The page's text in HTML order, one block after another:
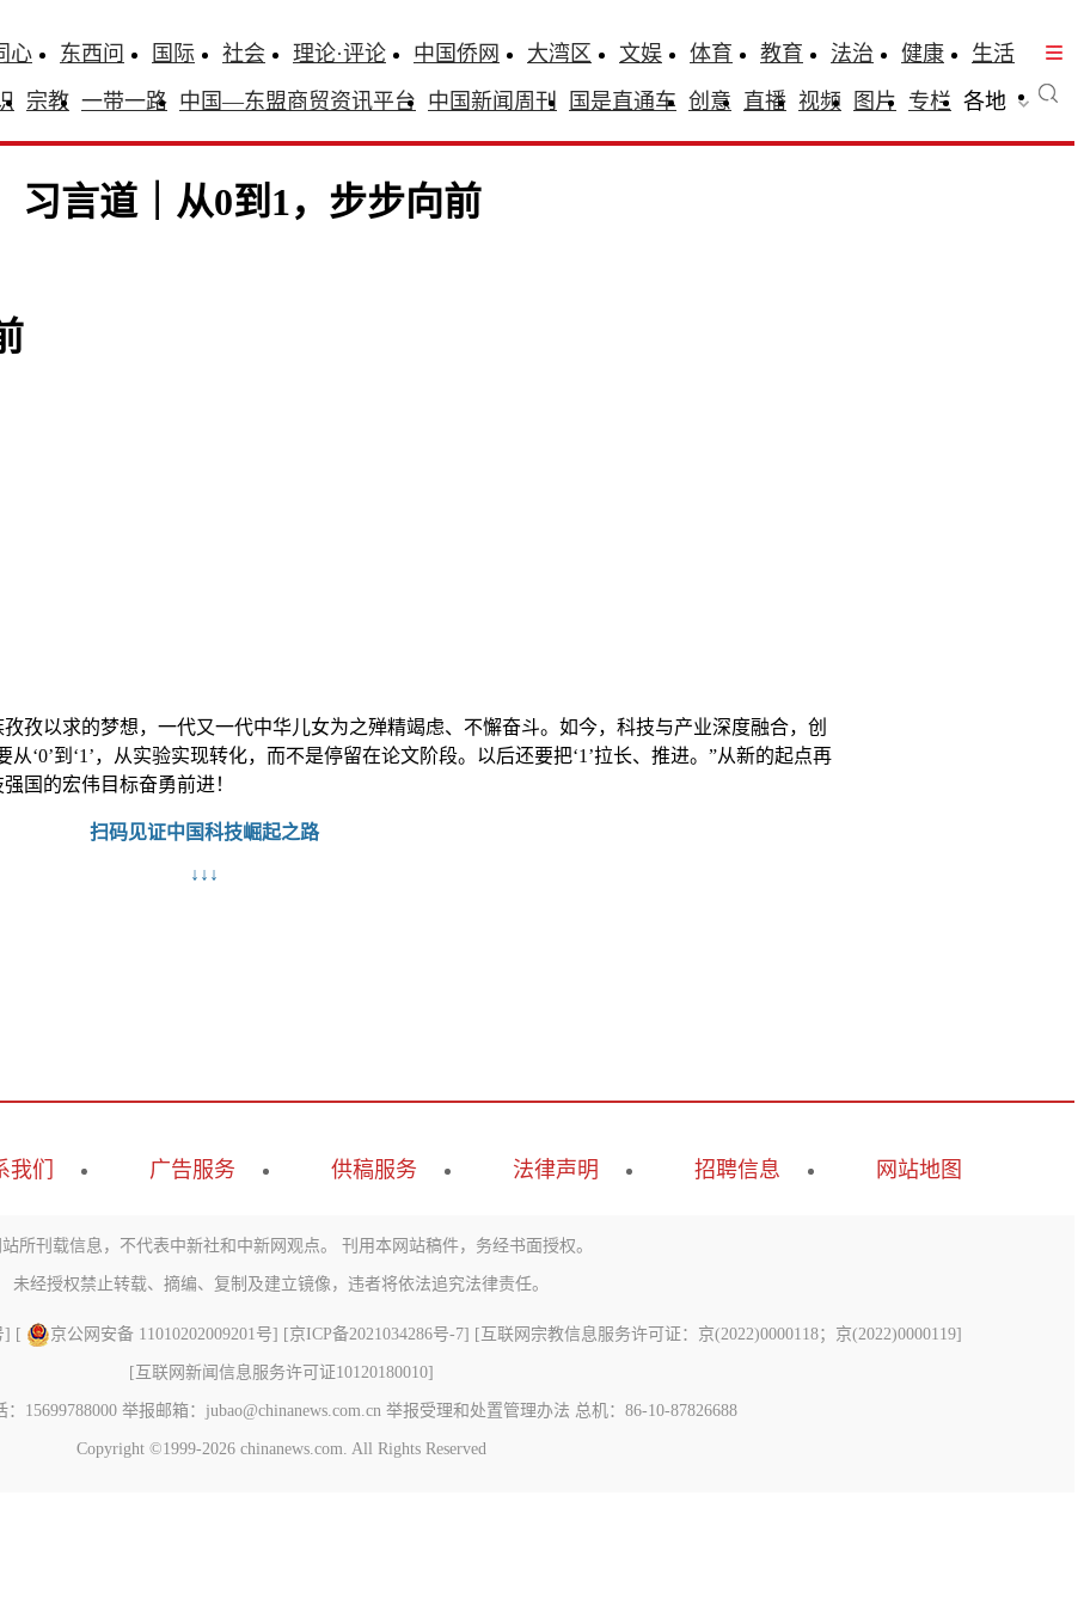
心 东西问 国际 社会 理论·评论 中国侨网 大湾区 文娱 体育 教育 法治 健康
生活
宗教 一带一路 中国—东盟商贸资讯平台 中国新闻周刊 国是直通车 创意 直播 视频 图片 专栏 各地
习言道｜从0到1，步步向前
以求的梦想，一代又一代中华儿女为之殚精竭虑、不懈奋斗。如今，科技与产业深度融合，创
‘0’到‘1’，从实验实现转化，而不是停留在论文阶段。以后还要把‘1’拉长、推进。”从新的起点再
国的宏伟目标奋勇前进！
扫码见证中国科技崛起之路
↓↓↓
我们 广告服务 供稿服务 法律声明 招聘信息 网站地图
所刊载信息，不代表中新社和中新网观点。 刊用本网站稿件，务经书面授权。
未经授权禁止转载、摘编、复制及建立镜像，违者将依法追究法律责任。
] [ 京公网安备 11010202009201号] [京ICP备2021034286号-7] [ 互联网宗教信息服务许可证：京(2022)0000118；京(2022)0000119]
[ 互联网新闻信息服务许可证10120180010]
15699788000 举报邮箱：jubao@chinanews.com.cn 举报受理和处置管理办法 总机：86-10-87826688
Copyright ©1999-2026 chinanews.com. All Rights Reserved